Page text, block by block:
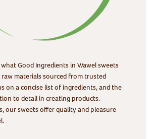
Good Ingredients in Wawel sweets
raw materials sourced from trusted
on a concise list of ingredients, and the
to detail in creating products.
our sweets offer quality and pleasure